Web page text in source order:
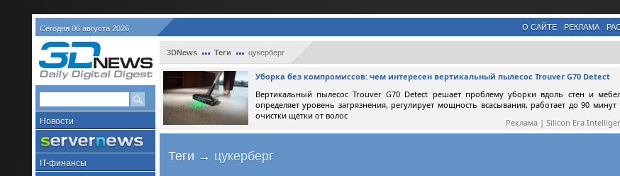
Сегодня 06 августа 2026 О САЙТЕ РЕКЛАМА
Новости
IT-финансы
3DNews Теги цукерберг
Уборка без компромиссов: чем интересен вертикальный пылесос Trouver G70 Detect
Вертикальный пылесос Trouver G70 Detect решает проблему уборки вдоль стен и
определяет уровень загрязнения, регулирует мощность всасывания, работает до 90
очистки щётки от волос
Реклама | Silicon Era
Теги → цукерберг